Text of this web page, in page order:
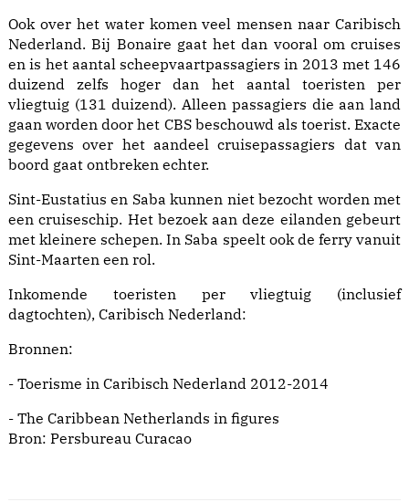
Ook over het water komen veel mensen naar Caribisch
Nederland. Bij Bonaire gaat het dan vooral om cruises
en is het aantal scheepvaartpassagiers in 2013 met 146
duizend zelfs hoger dan het aantal toeristen per
vliegtuig (131 duizend). Alleen passagiers die aan land
gaan worden door het CBS beschouwd als toerist. Exacte
gegevens over het aandeel cruisepassagiers dat van
boord gaat ontbreken echter.
Sint-Eustatius en Saba kunnen niet bezocht worden met
een cruiseschip. Het bezoek aan deze eilanden gebeurt
met kleinere schepen. In Saba speelt ook de ferry vanuit
Sint-Maarten een rol.
Inkomende toeristen per vliegtuig (inclusief
dagtochten), Caribisch Nederland:
Bronnen:
- Toerisme in Caribisch Nederland 2012-2014
- The Caribbean Netherlands in figures
Bron: Persbureau Curacao